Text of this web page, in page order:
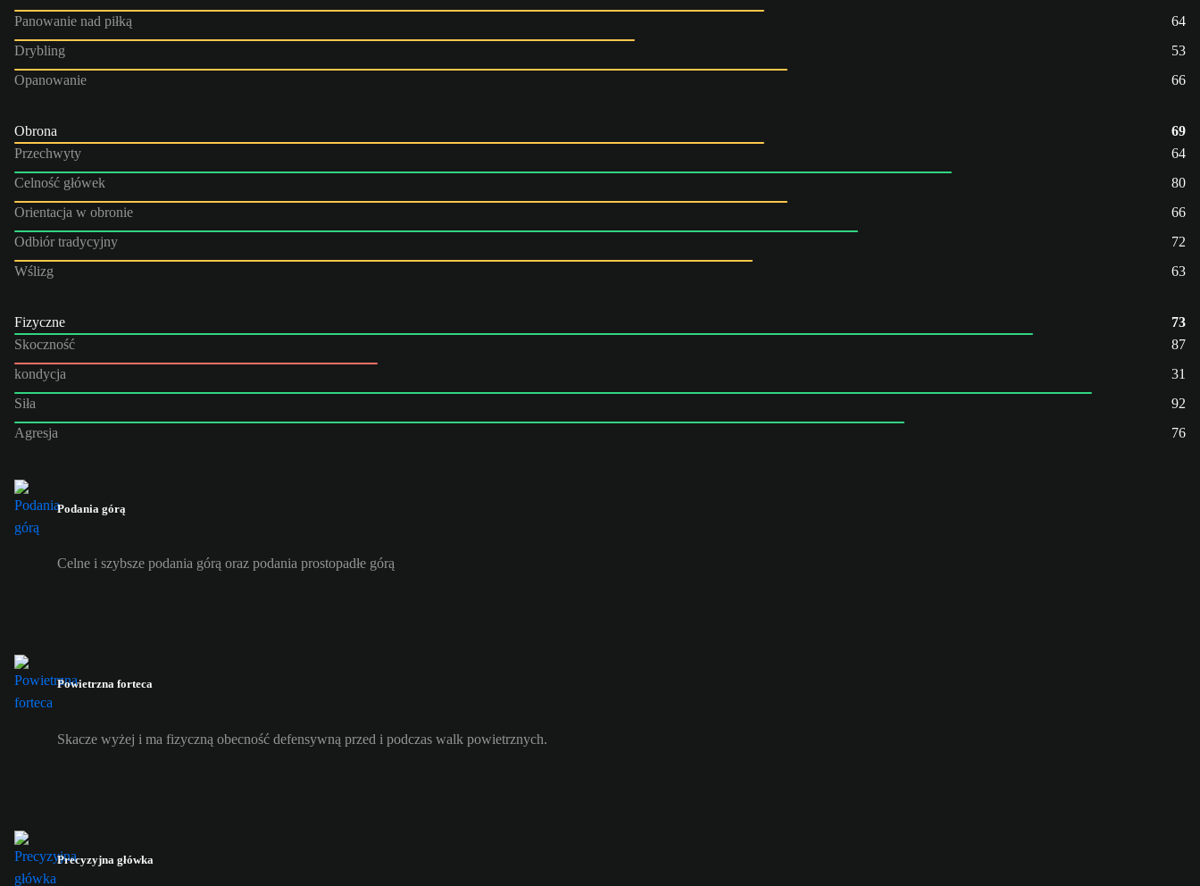
Panowanie nad piłką
64
Drybling
53
Opanowanie
66
Obrona
69
Przechwyty
64
Celność główek
80
Orientacja w obronie
66
Odbiór tradycyjny
72
Wślizg
63
Fizyczne
73
Skoczność
87
kondycja
31
Siła
92
Agresja
76
Podania górą
Celne i szybsze podania górą oraz podania prostopadłe górą
Powietrzna forteca
Skacze wyżej i ma fizyczną obecność defensywną przed i podczas walk powietrznych.
Precyzyjna główka